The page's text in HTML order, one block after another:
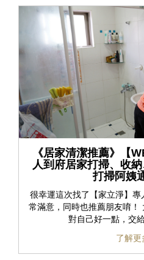
《居家清潔推薦》【
人到府居家打掃、收
打掃阿姨
很幸運這次找了【家立淨】
常滿意，同時也推薦朋友唷！
對自己好一點，交
了解更